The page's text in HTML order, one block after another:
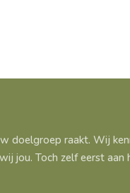
doelgroep raakt. Wij
jou. Toch zelf eerst